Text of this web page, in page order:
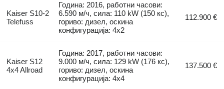
Kaiser S10-2
Telefuss
Година: 2016, работни часови:
6.590 м/ч, сила: 110 kW (150 кс),
гориво: дизел, оскина
конфигурација: 4x2
112.900 €
Kaiser S12
4x4 Allroad
Година: 2017, работни часови:
9.000 м/ч, сила: 129 kW (176 кс),
гориво: дизел, оскина
конфигурација: 4x4
137.500 €